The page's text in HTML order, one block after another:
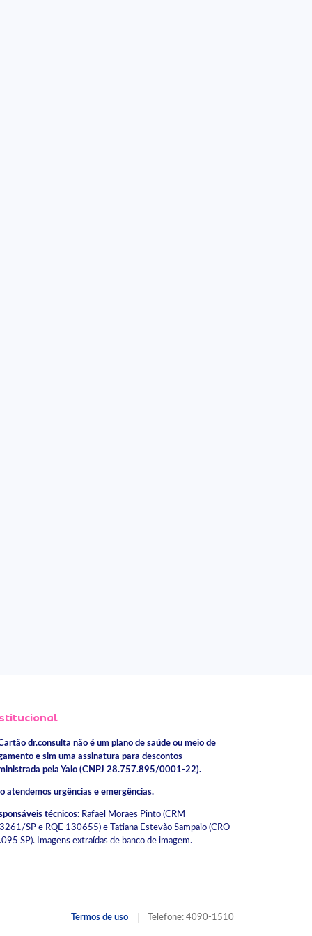
dr.consulta não é um plano de saúde ou meio de
e sim uma assinatura para descontos
pela Yalo (CNPJ 28.757.895/0001-22).
atendemos urgências e emergências.
técnicos:Rafael Moraes Pinto (CRM
SP e RQE 130655) e Tatiana Estevão Sampaio (CRO
SP). Imagens extraídas de banco de imagem.
Termos de uso Telefone: 4090-1510